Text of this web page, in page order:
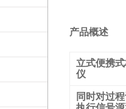
产品概述
立式便携
仪
同时对过